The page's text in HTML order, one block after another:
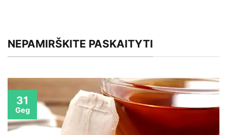
NEPAMIRŠKITE PASKAITYTI
31
Geg